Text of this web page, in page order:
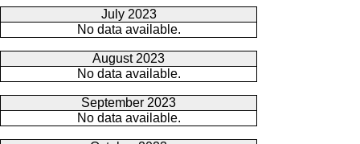
July 2023
No data available.
August 2023
No data available.
September 2023
No data available.